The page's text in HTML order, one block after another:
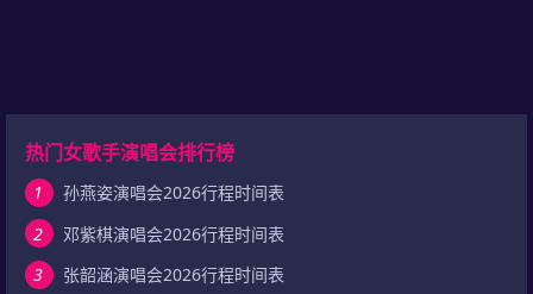
热门女歌手演唱会排行榜
1
孙燕姿演唱会2026行程时间表
2
邓紫棋演唱会2026行程时间表
3
张韶涵演唱会2026行程时间表